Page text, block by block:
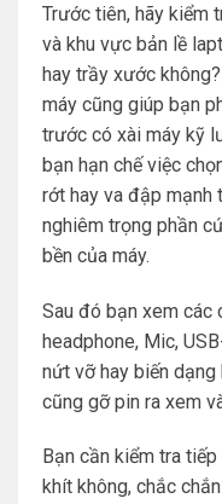
Trước tiên, hãy kiểm
và khu vực bản lề
hay trầy xước
máy cũng giúp bạn
trước có xài máy kỹ
bạn hạn chế việc
rớt hay va đập mạnh
nghiêm trọng phần
bền của máy.
Sau đó bạn xem các
headphone, Mic,
nứt vỡ hay biến
cũng gỡ pin ra xem
Bạn cần kiểm tra
khít không, chắc